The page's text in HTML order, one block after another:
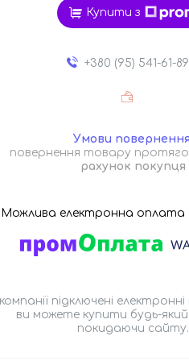
Купити з
+380 (95) 541-61-89
повернення товару
рахунок покупця
підключені
ви можете купити будь-
покидаючи сайту.